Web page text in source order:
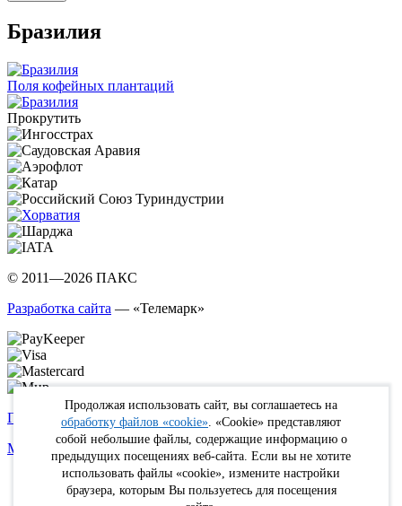
Бразилия
Поля кофейных плантаций
Прокрутить
© 2011—2026 ПАКС
Разработка сайта — «Телемарк»
Политика в отношении обработки персональных данных
Max
WhatsApp Telegram вКонтакте Youtube Rutube
Продолжая использовать сайт, вы соглашаетесь на
обработку файлов «cookie» . «Cookie» представляют
собой небольшие файлы, содержащие информацию о
предыдущих посещениях веб-сайта. Если вы не хотите
использовать файлы «cookie», измените настройки
браузера, которым Вы пользуетесь для посещения
Online